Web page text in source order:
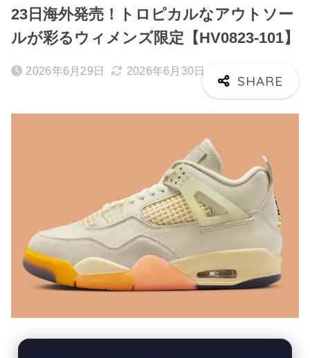
23日海外発売！トロピカルなアウトソー
ルが彩るウィメンズ限定【HV0823-101】
2026年6月29日 2026年6月30日